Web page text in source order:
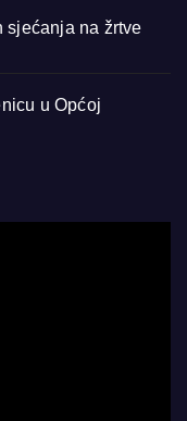
sjećanja na žrtve
u Općoj